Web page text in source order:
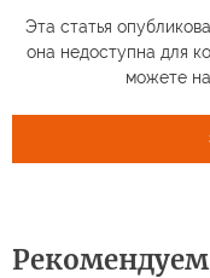
Эта статья
она недоступна для
можете
Рекомендуем